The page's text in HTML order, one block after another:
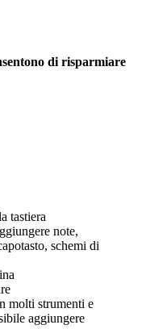
di risparmiare
tastiera
note,
schemi di
molti strumenti e
aggiungere